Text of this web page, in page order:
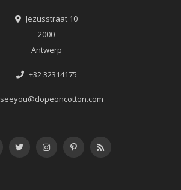
Jezusstraat 10
2000
Antwerp
+32 32314175
seeyou@dopeoncotton.com